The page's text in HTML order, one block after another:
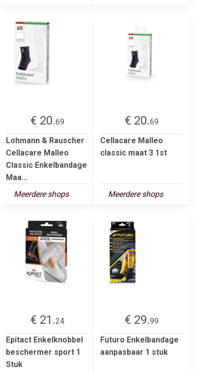
€ 20.69
Lohmann & Rauscher
Cellacare Malleo
Classic Enkelbandage
Maa...
Meerdere shops
€ 20.69
Cellacare Malleo
classic maat 3 1st
Meerdere shops
€ 21.24
Epitact Enkelknobbel
beschermer sport 1
Stuk
€ 29.99
Futuro Enkelbandage
aanpasbaar 1 stuk